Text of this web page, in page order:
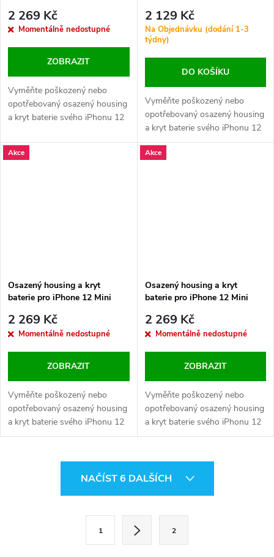
2 269 Kč
Momentálně nedostupné
ZOBRAZIT
Vyměňte poškozený nebo
opotřebovaný osazený housing
a kryt baterie svého iPhonu 12
Apple a kompletní sadu
komponent pro snadnou
2 129 Kč
Na Objednávku (dodání 1-3
týdny)
DO KOŠÍKU
Vyměňte poškozený nebo
opotřebovaný osazený housing
a kryt baterie svého iPhonu 12
Mini. Tento kryt obsahuje logo
Apple a kompletní sadu
Akce
Osazený housing a kryt
baterie pro iPhone 12 Mini
2 269 Kč
Momentálně nedostupné
ZOBRAZIT
Vyměňte poškozený nebo
opotřebovaný osazený housing
a kryt baterie svého iPhonu 12
Mini. Tento kryt obsahuje logo
komponent pro snadnou
Akce
Osazený housing a kryt
baterie pro iPhone 12 Mini
2 269 Kč
Momentálně nedostupné
ZOBRAZIT
Vyměňte poškozený nebo
opotřebovaný osazený housing
a kryt baterie svého iPhonu 12
Mini. Tento kryt obsahuje logo
komponent pro snadnou
výměnu.
NAČÍST 6 DALŠÍCH
1 2